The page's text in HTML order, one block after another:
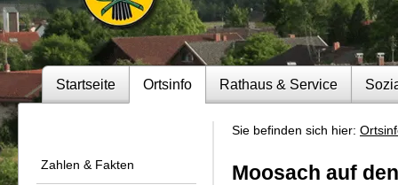
Startseite Ortsinfo Rathaus & Service
Zahlen & Fakten
Sie befinden sich hier:
Moosach auf